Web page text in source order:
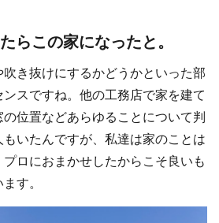
らこの家になったと。
き抜けにするかどうかといった部
スですね。他の工務店で家を建て
位置などあらゆることについて判
いたんですが、私達は家のことは
ロにおまかせしたからこそ良いも
す。